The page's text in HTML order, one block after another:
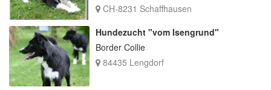
CH-8231 Schaffhausen
Hundezucht "vom Isengrund"
Border Collie
84435 Lengdorf